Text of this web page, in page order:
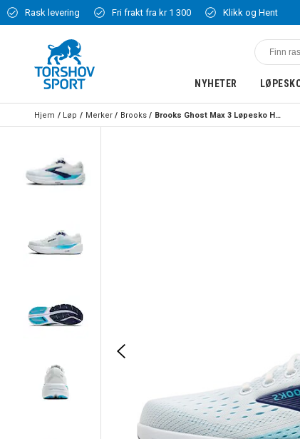
Rask levering Fri frakt fra kr 1 300 Klikk og Hent
NYHETER
Hjem Løp Merker Brooks Brooks Ghost Max 3 Løpesko Herre Hvit/Blå